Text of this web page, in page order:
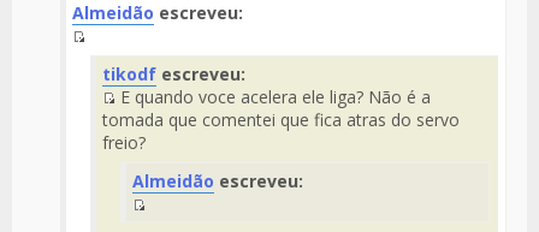
Almeidão escreveu:
Fuente
del
Mensaje
tikodf escreveu:
Fuente
del
E quando voce acelera ele liga? Não é a
tomada que comentei que fica atras do servo
freio?
Almeidão escreveu: